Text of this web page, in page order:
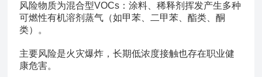
风险物质为混合型VOCs：涂料、稀释剂挥发产生多种
可燃性有机溶剂蒸气（如甲苯、二甲苯、酯类、酮
类）。
主要风险是火灾爆炸，长期低浓度接触也存在职业健
康危害。